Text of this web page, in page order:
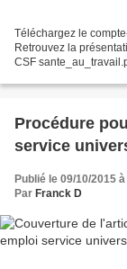
Téléchargez le compte-rendu de la
Retrouvez la
CSF
Procédure
service
Publié le 09/10/2015
Par Franck D